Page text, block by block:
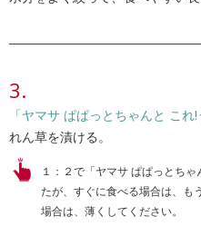
「ヤマサ ぱぱっとちゃんと これ!
れん草を漬ける。
１：２で「ヤマサ ぱぱっとち
たが、すぐに食べる場合は、も
場合は、薄くしてください。